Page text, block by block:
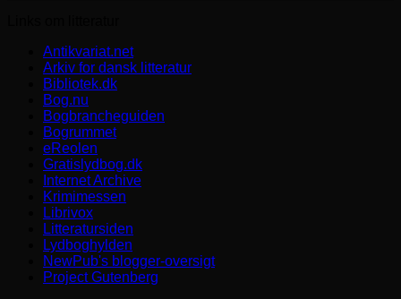
Antikvariat.net
Arkiv for dansk litteratur
Bibliotek.dk
Bog.nu
Bogbrancheguiden
Bogrummet
eReolen
Gratislydbog.dk
Internet Archive
Krimimessen
Librivox
Litteratursiden
Lydboghylden
NewPub's blogger-oversigt
Project Gutenberg